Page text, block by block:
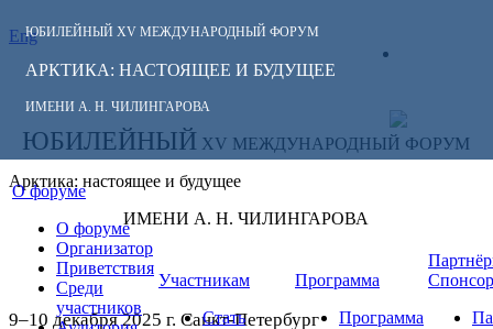
ЮБИЛЕЙНЫЙ XV МЕЖДУНАРОДНЫЙ ФОРУМ
АРКТИКА: НАСТОЯЩЕЕ И БУДУЩЕЕ
ИМЕНИ А. Н. ЧИЛИНГАРОВА
Eng
СЛЕДИТЕ ЗА
НОВОСТЯМИ
ФОРУМА:
ЮБИЛЕЙНЫЙ XV МЕЖДУНАРОДНЫЙ ФОРУМ
Арктика: настоящее и будущее
ИМЕНИ А. Н. ЧИЛИНГАРОВА
9–10 декабря 2025 г. Санкт-Петербург
О форуме
О форуме
Организатор
Приветствия
Среди
участников
Участникам
Стать
Программа
Программа